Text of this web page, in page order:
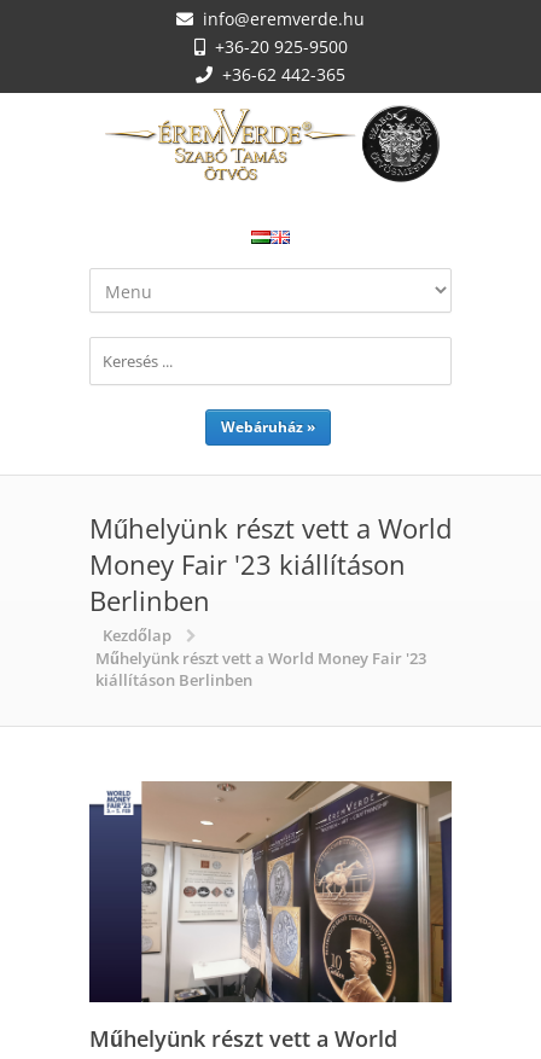
info@eremverde.hu
+36-20 925-9500
+36-62 442-365
Webáruház »
Műhelyünk részt vett a World
Money Fair '23 kiállításon
Berlinben
Kezdőlap
Műhelyünk részt vett a World Money Fair '23
kiállításon Berlinben
Műhelyünk részt vett a World